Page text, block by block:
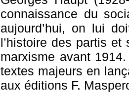
connaissance du
aujourd’hui, on lui
l’histoire des partis
marxisme avant
textes majeurs en
aux éditions F.